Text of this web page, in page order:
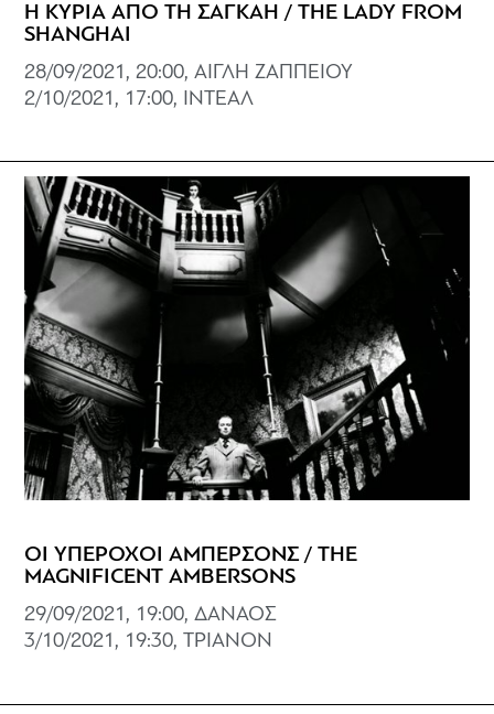
Η ΚΥΡΙΑ ΑΠΟ ΤΗ ΣΑΓΚΑΗ / THE LADY FROM
SHANGHAI
28/09/2021, 20:00, ΑΙΓΛΗ ΖΑΠΠΕΙΟΥ
2/10/2021, 17:00, ΙΝΤΕΑΛ
ΟΙ ΥΠΕΡΟΧΟΙ ΑΜΠΕΡΣΟΝΣ / THE
MAGNIFICENT AMBERSONS
29/09/2021, 19:00, ΔΑΝΑΟΣ
3/10/2021, 19:30, ΤΡΙΑΝΟΝ